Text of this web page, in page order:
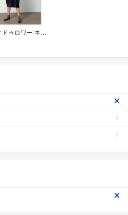
Drawer ドゥロワー ネイビー 透かし ボーダー コクーン ワンピース